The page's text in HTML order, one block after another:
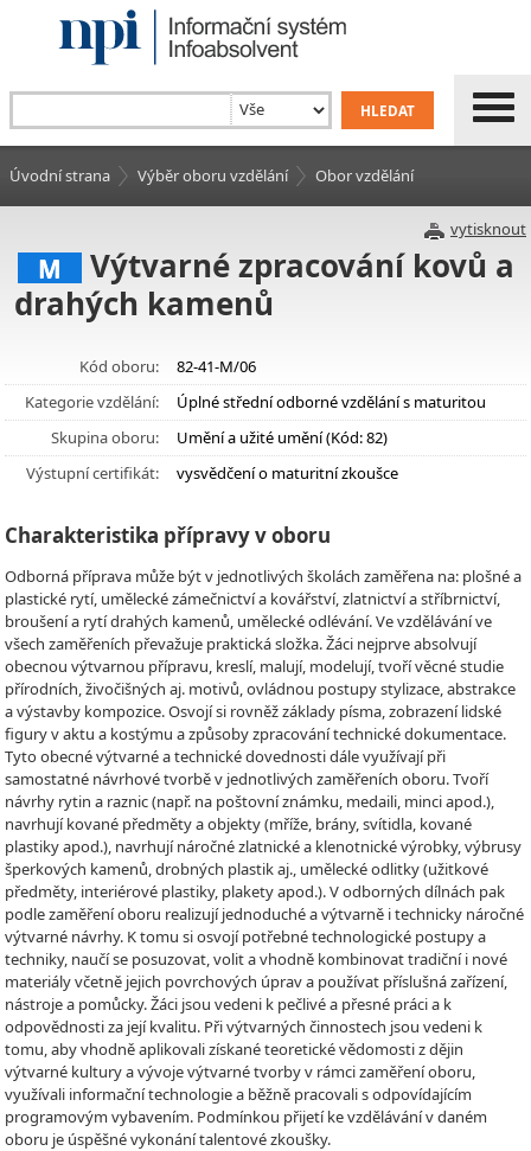
Úvodní strana Výběr oboru vzdělání Obor vzdělání
vytisknout
M
Výtvarné zpracování kovů a
drahých kamenů
Kód oboru:
82-41-M/06
Kategorie vzdělání:
Úplné střední odborné vzdělání s maturitou
Skupina oboru:
Umění a užité umění (Kód: 82)
Výstupní certifikát:
vysvědčení o maturitní zkoušce
Charakteristika přípravy v oboru
Odborná příprava může být v jednotlivých školách zaměřena na: plošné a
plastické rytí, umělecké zámečnictví a kovářství, zlatnictví a stříbrnictví,
broušení a rytí drahých kamenů, umělecké odlévání. Ve vzdělávání ve
všech zaměřeních převažuje praktická složka. Žáci nejprve absolvují
obecnou výtvarnou přípravu, kreslí, malují, modelují, tvoří věcné studie
přírodních, živočišných aj. motivů, ovládnou postupy stylizace, abstrakce
a výstavby kompozice. Osvojí si rovněž základy písma, zobrazení lidské
figury v aktu a kostýmu a způsoby zpracování technické dokumentace.
Tyto obecné výtvarné a technické dovednosti dále využívají při
samostatné návrhové tvorbě v jednotlivých zaměřeních oboru. Tvoří
návrhy rytin a raznic (např. na poštovní známku, medaili, minci apod.),
navrhují kované předměty a objekty (mříže, brány, svítidla, kované
plastiky apod.), navrhují náročné zlatnické a klenotnické výrobky, výbrusy
šperkových kamenů, drobných plastik aj., umělecké odlitky (užitkové
předměty, interiérové plastiky, plakety apod.). V odborných dílnách pak
podle zaměření oboru realizují jednoduché a výtvarně i technicky náročné
výtvarné návrhy. K tomu si osvojí potřebné technologické postupy a
techniky, naučí se posuzovat, volit a vhodně kombinovat tradiční i nové
materiály včetně jejich povrchových úprav a používat příslušná zařízení,
nástroje a pomůcky. Žáci jsou vedeni k pečlivé a přesné práci a k
odpovědnosti za její kvalitu. Při výtvarných činnostech jsou vedeni k
tomu, aby vhodně aplikovali získané teoretické vědomosti z dějin
výtvarné kultury a vývoje výtvarné tvorby v rámci zaměření oboru,
využívali informační technologie a běžně pracovali s odpovídajícím
programovým vybavením. Podmínkou přijetí ke vzdělávání v daném
oboru je úspěšné vykonání talentové zkoušky.